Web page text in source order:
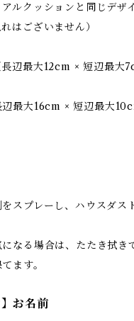
ルクッションと同じデザ
はございません）
長辺最大12cm × 短辺最大
辺最大16cm × 短辺最大
スプレーし、ハウスダス
なる場合は、たたき拭き
ます。
】お名前